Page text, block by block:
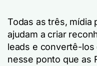
Todas as três, mídia
ajudam a criar
leads e convertê-los
nesse ponto que as